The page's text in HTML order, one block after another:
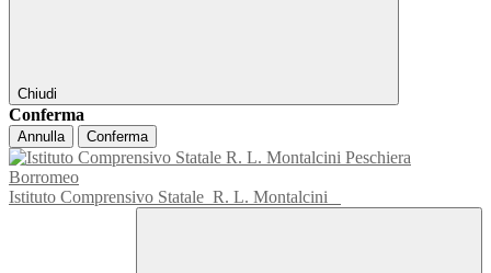
Chiudi
Conferma
Annulla Conferma
Istituto Comprensivo Statale R. L. Montalcini